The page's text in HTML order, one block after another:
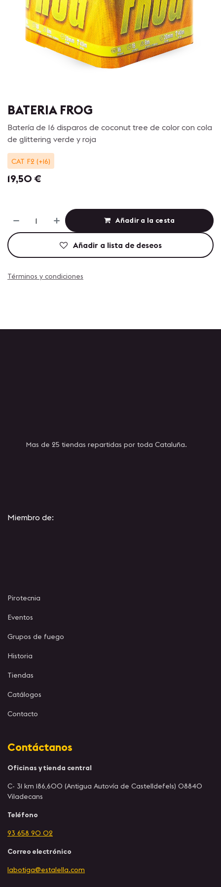
BATERIA FROG
Batería de 16 disparos de coconut tree de color con cola
de glittering verde y roja
CAT F2 (+16)
19,50 €
Añadir a la cesta
Añadir a lista de deseos
Términos y condiciones
Mas de 25 tiendas repartidas por toda Cataluña.
Miembro de:
Pirotecnia
Eventos
Grupos de fuego
Historia
Tiendas
Catálogos
Contacto
Contáctanos
Oficinas y tienda central
C- 31 km 186,600 (Antigua Autovía de Castelldefels) 08840
Viladecans
Teléfono
93 658 90 02
Correo electrónico
labotiga@estalella.com